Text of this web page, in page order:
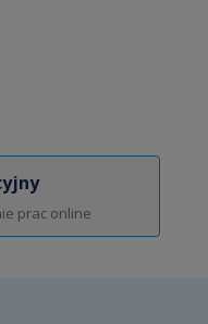
prac online